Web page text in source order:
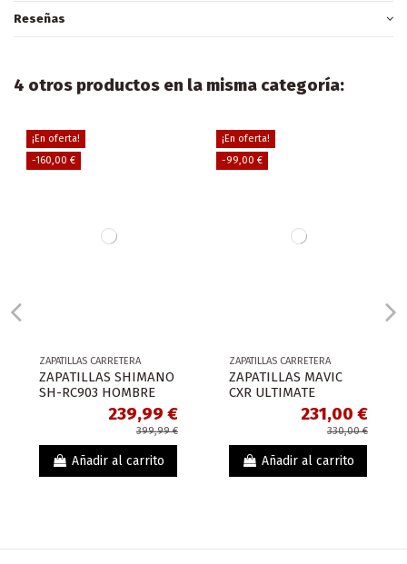
Reseñas
4 otros productos en la misma categoría:
¡En oferta!
-160,00 €
ZAPATILLAS CARRETERA
ZAPATILLAS SHIMANO
SH-RC903 HOMBRE
239,99 €
399,99 €
Añadir al carrito
¡En oferta!
-99,00 €
ZAPATILLAS CARRETERA
ZAPATILLAS MAVIC
CXR ULTIMATE
231,00 €
330,00 €
Añadir al carrito